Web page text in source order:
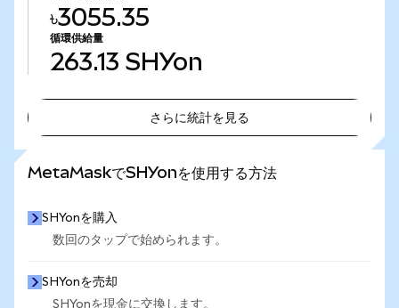
৳3055.35
循環供給量
263.13 SHYon
さらに統計を見る
MetaMaskでSHYonを使用する方法
SHYonを購入
数回のタップで始められます。
SHYonを売却
SHYonを現金に交換します。